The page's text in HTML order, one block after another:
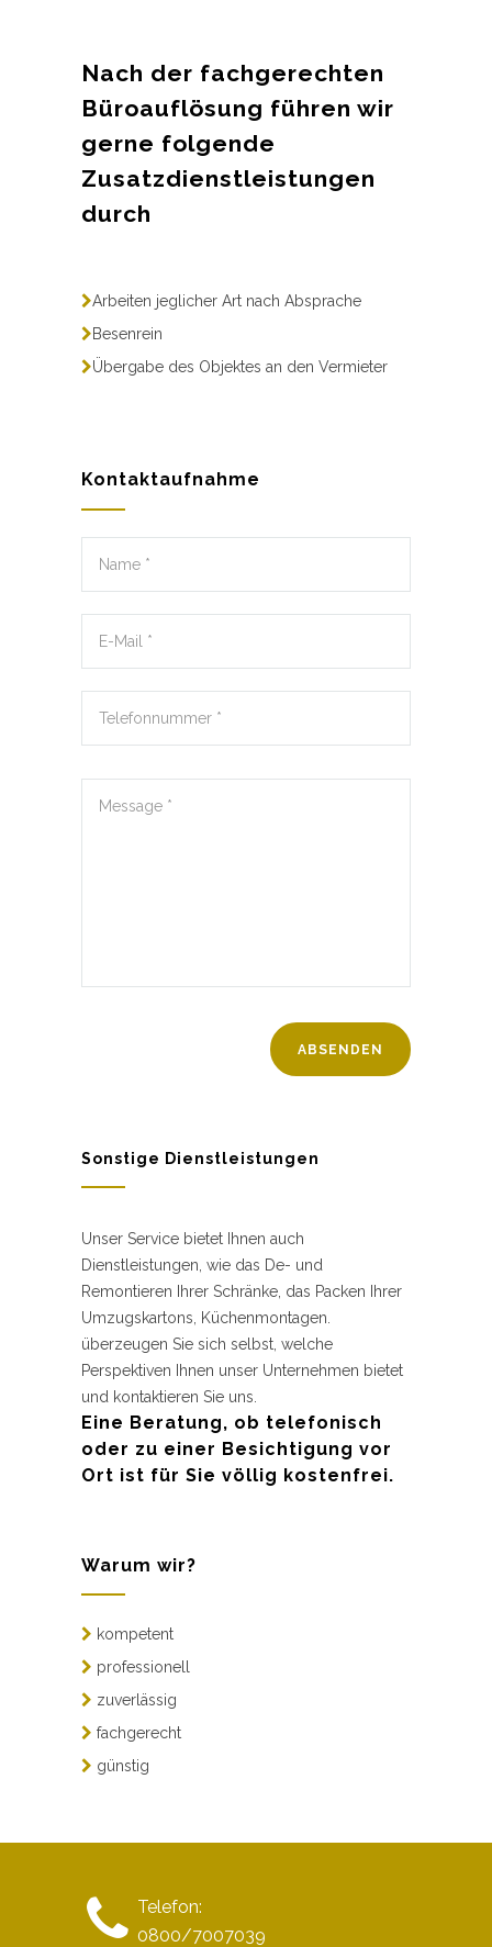
Nach der fachgerechten
Büroauflösung führen wir
gerne folgende
Zusatzdienstleistungen
durch
Arbeiten jeglicher Art nach Absprache
Besenrein
Übergabe des Objektes an den Vermieter
Kontaktaufnahme
Sonstige Dienstleistungen
Unser Service bietet Ihnen auch
Dienstleistungen, wie das De- und
Remontieren Ihrer Schränke, das Packen Ihrer
Umzugskartons, Küchenmontagen.
überzeugen Sie sich selbst, welche
Perspektiven Ihnen unser Unternehmen bietet
und kontaktieren Sie uns.
Eine Beratung, ob telefonisch
oder zu einer Besichtigung vor
Ort ist für Sie völlig kostenfrei.
Warum wir?
kompetent
professionell
zuverlässig
fachgerecht
günstig
Telefon:
0800/7007039